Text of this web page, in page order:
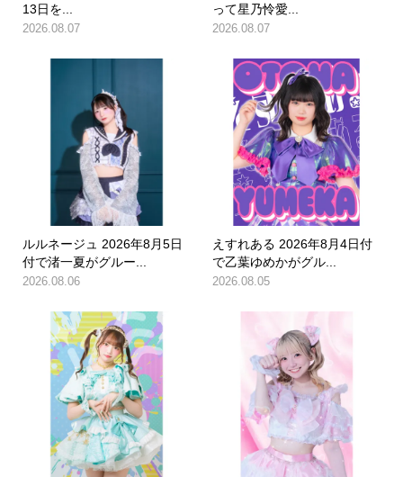
13日を...
2026.08.07
って星乃怜愛...
2026.08.07
ルルネージュ 2026年8月5日
付で渚一夏がグルー...
2026.08.06
えすれある 2026年8月4日付
で乙葉ゆめかがグル...
2026.08.05